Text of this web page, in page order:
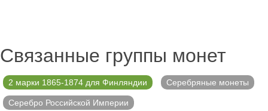
Связанные группы монет
2 марки 1865-1874 для Финляндии Серебряные монеты
Серебро Российской Империи